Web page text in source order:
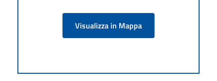
Visualizza in Mappa